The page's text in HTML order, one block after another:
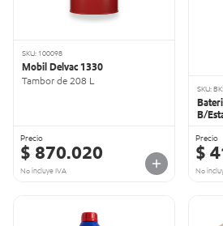
SKU: 100098
Mobil Delvac 1330
Tambor de 208 L
Precio
$ 870.020
No incluye IVA
SKU:
B/
Precio
$
No